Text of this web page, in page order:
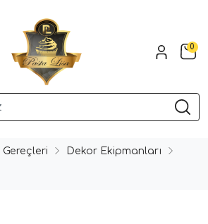
0
Gereçleri Dekor Ekipmanları